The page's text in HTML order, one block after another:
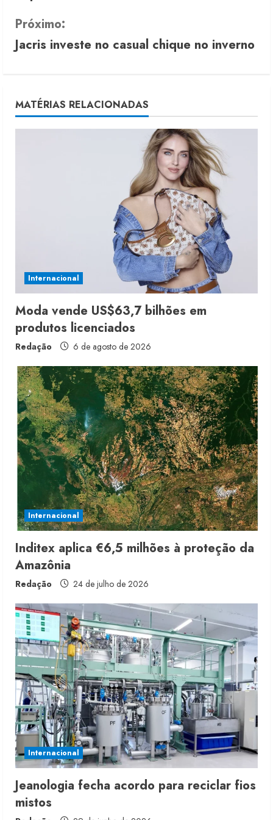
t
i
u
e
n
g
Próximo:
Jacris investe no casual chique no inverno
MATÉRIAS RELACIONADAS
Internacional
Moda vende US$63,7 bilhões em
produtos licenciados
Redação 6 de agosto de 2026
Internacional
Inditex aplica €6,5 milhões à proteção da
Amazônia
Redação 24 de julho de 2026
Internacional
Jeanologia fecha acordo para reciclar fios
mistos
2
Renata Caixeta assume Movimento
Sou de Algodão
5 de agosto de 2026
3
Fakini prevê R$345 milhões de
receita em 2026
4 de agosto de 2026